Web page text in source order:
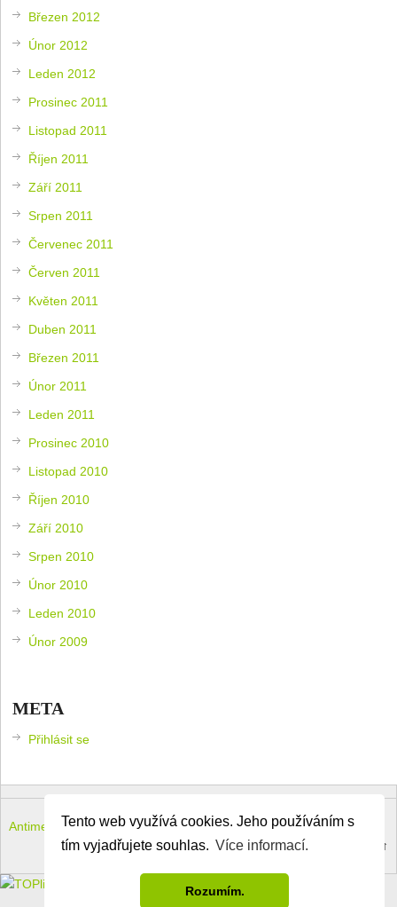
Tento web využívá cookies. Jeho používáním s
tím vyjadřujete souhlas. Více informací.
Rozumím.
Březen 2012
Únor 2012
Leden 2012
Prosinec 2011
Listopad 2011
Říjen 2011
Září 2011
Srpen 2011
Červenec 2011
Červen 2011
Květen 2011
Duben 2011
Březen 2011
Únor 2011
Leden 2011
Prosinec 2010
Listopad 2010
Říjen 2010
Září 2010
Srpen 2010
Únor 2010
Leden 2010
Únor 2009
META
Přihlásit se
Antimeloun – komouši dneškaCopyright © 2026.
Theme byMyThemeShop. Back to Top ↑